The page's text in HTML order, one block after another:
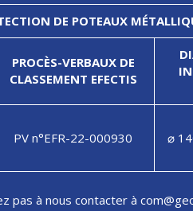
DE POTEAUX
PROCÈS-VERBAUX DE
CLASSEMENT EFECTIS
PV n°EFR-22-000930 ⌀
pas à nous contacter à